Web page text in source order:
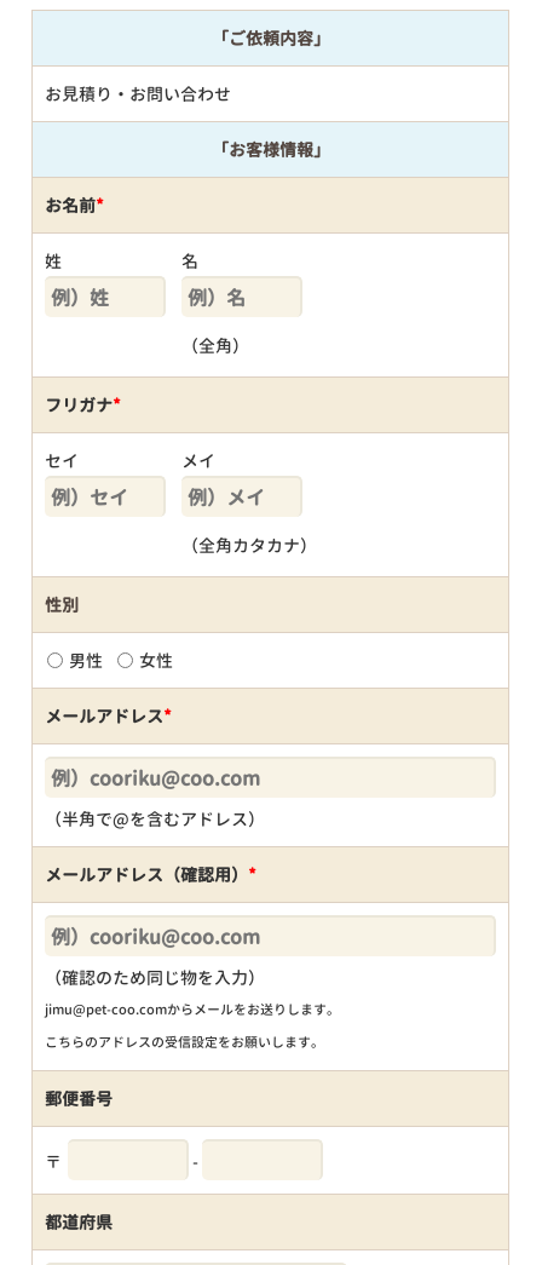
「ご依頼内容」
お見積り・お問い合わせ
「お客様情報」
お名前*
姓 名
（全角）
フリガナ*
セイ メイ
（全角カタカナ）
性別
男性 女性
メールアドレス*
（半角で@を含むアドレス）
メールアドレス（確認用） *
（確認のため同じ物を入力）
jimu@pet-coo.comからメールをお送りします。
こちらのアドレスの受信設定をお願いします。
郵便番号
〒 -
都道府県